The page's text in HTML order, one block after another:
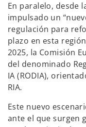
En paralelo, desde
impulsado un
regulación para
plazo en esta
2025, la Comisión
del denominado
IA (RODIA),
RIA.
Este nuevo
ante el que surgen